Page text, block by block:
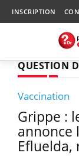
INSCRIPTION
QUESTION
Vaccination
Grippe :
annonce
Efluelda,